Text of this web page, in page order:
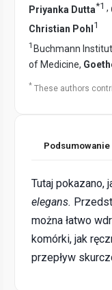
Priyanka Dutta*1 ,
Christian Pohl1
1 Buchmann
of Medicine,
* These authors
Podsumowanie
Tutaj
elegans.
można łatwo
komórki, jak
przepływ